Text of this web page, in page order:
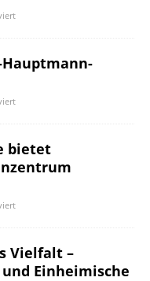
bietet
Vielfalt –
Einheimische